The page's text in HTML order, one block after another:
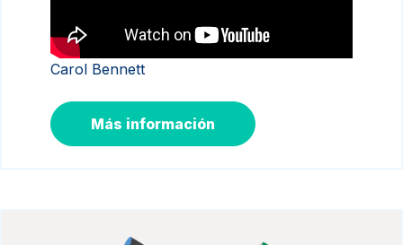
Carol Bennett
Más información